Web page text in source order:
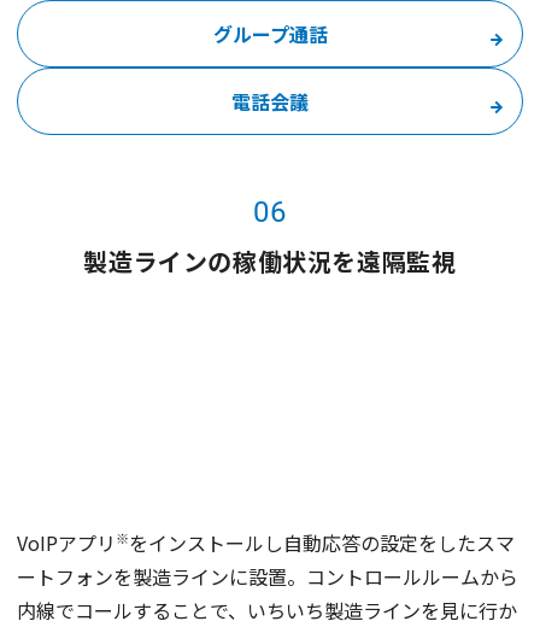
グループ通話
電話会議
06
製造ラインの稼働状況を遠隔監視
VoIPアプリ ※をインストールし自動応答の設定をしたスマ
ートフォンを製造ラインに設置。コントロールルームから
内線でコールすることで、いちいち製造ラインを見に行か